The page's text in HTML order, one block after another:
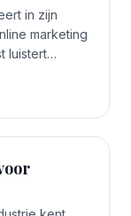
in zijn
marketing
luistert